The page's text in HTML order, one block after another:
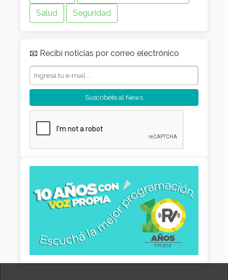
Salud
Seguridad
📧 Recibí noticias por correo electrónico